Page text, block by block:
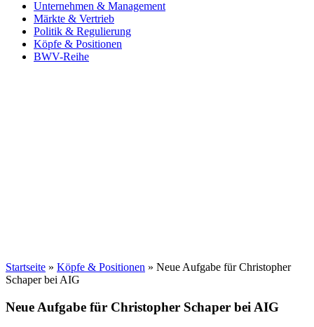
Unternehmen & Management
Märkte & Vertrieb
Politik & Regulierung
Köpfe & Positionen
BWV-Reihe
Startseite » Köpfe & Positionen » Neue Aufgabe für Christopher
Schaper bei AIG
Neue Aufgabe für Christopher Schaper bei AIG